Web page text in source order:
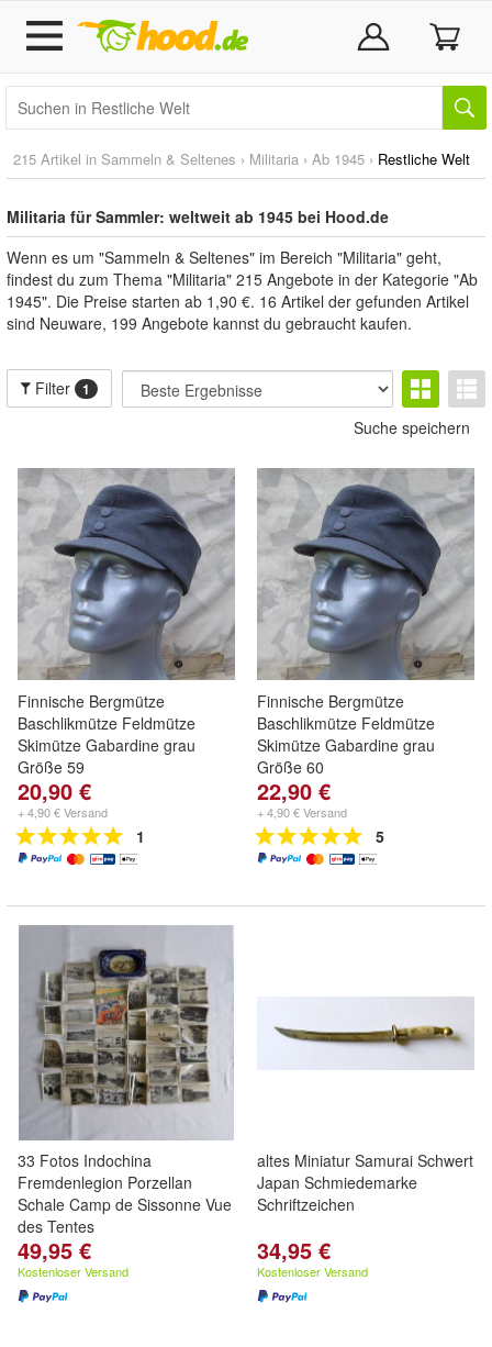
215 Artikel in Sammeln & Seltenes › Militaria › Ab 1945 › Restliche Welt
Militaria für Sammler: weltweit ab 1945 bei Hood.de
Wenn es um "Sammeln & Seltenes" im Bereich "Militaria" geht,
findest du zum Thema "Militaria" 215 Angebote in der Kategorie "Ab
1945". Die Preise starten ab 1,90 €. 16 Artikel der gefunden Artikel
sind Neuware, 199 Angebote kannst du gebraucht kaufen.
Filter 1
Suche speichern
Finnische Bergmütze
Baschlikmütze Feldmütze
Skimütze Gabardine grau
Größe 59
20,90 €
+ 4,90 € Versand
1
Finnische Bergmütze
Baschlikmütze Feldmütze
Skimütze Gabardine grau
Größe 60
22,90 €
+ 4,90 € Versand
5
33 Fotos Indochina
Fremdenlegion Porzellan
Schale Camp de Sissonne Vue
des Tentes
49,95 €
Kostenloser Versand
altes Miniatur Samurai Schwert
Japan Schmiedemarke
Schriftzeichen
34,95 €
Kostenloser Versand